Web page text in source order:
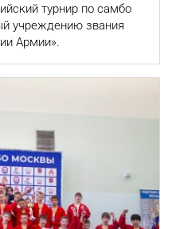
турнир по самбо
учреждению звания
Армии».